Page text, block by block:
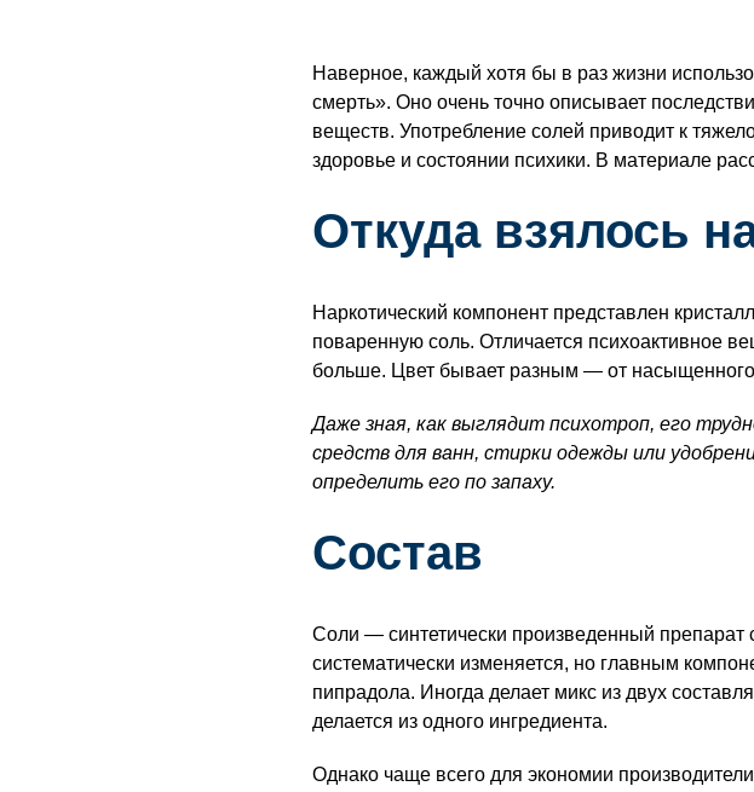
Наверное, каждый хотя бы в раз жизни
смерть». Оно очень точно описывает
веществ. Употребление солей приводит к
здоровье и состоянии психики. В материале
Откуда взялось
Наркотический компонент представлен
поваренную соль. Отличается психоактивное
больше. Цвет бывает разным — от насыщенного
Даже зная, как выглядит психотроп, его
средств для ванн, стирки одежды или
определить его по запаху.
Состав
Соли — синтетически произведенный
систематически изменяется, но главным
пипрадола. Иногда делает микс из двух
делается из одного ингредиента.
Однако чаще всего для экономии